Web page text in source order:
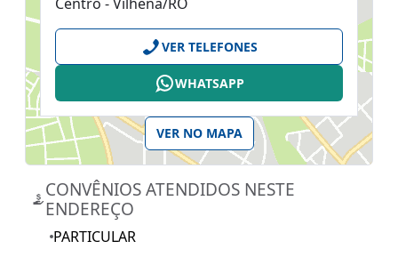
VER TELEFONES
WHATSAPP
VER NO MAPA
CONVÊNIOS ATENDIDOS NESTE
ENDEREÇO
PARTICULAR